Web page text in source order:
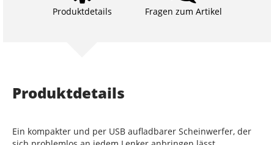
Produktdetails Fragen zum Artikel
Produktdetails
Ein kompakter und per USB aufladbarer Scheinwerfer, der